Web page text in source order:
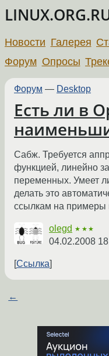
Новости Галерея
Форум Опросы
Форум — Desktop
Есть ли в
Сабж. Требуется
функцией, линейно
переменных. Умеет
делать это
ссылкам на примеры
olegd ★★★
04.02.2008
Ссылка
←